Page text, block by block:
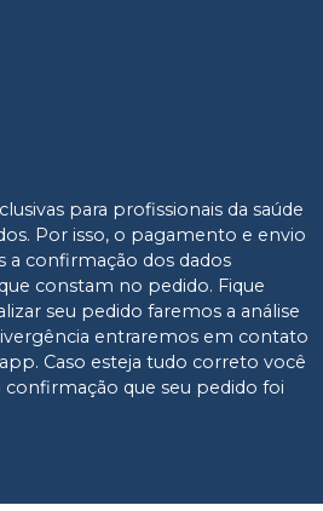
para profissionais da saúde
Por isso, o pagamento e envio
a confirmação dos dados
constam no pedido. Fique
seu pedido faremos a análise
entraremos em contato
Caso esteja tudo correto você
que seu pedido foi